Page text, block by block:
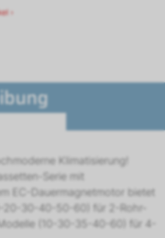
›
Klimatisierung!
Serie mit
EC-Dauermagnetmotor bietet
20-30-40-50-60) für 2-Rohr-
(10-30-35-40-60) für 4-